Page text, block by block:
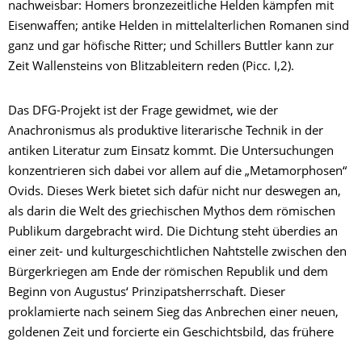
nachweisbar: Homers bronzezeitliche Helden kämpfen mit
Eisenwaffen; antike Helden in mittelalterlichen Romanen sind
ganz und gar höfische Ritter; und Schillers Buttler kann zur
Zeit Wallensteins von Blitzableitern reden (Picc. I,2).
Das DFG-Projekt ist der Frage gewidmet, wie der
Anachronismus als produktive literarische Technik in der
antiken Literatur zum Einsatz kommt. Die Untersuchungen
konzentrieren sich dabei vor allem auf die „Metamorphosen“
Ovids. Dieses Werk bietet sich dafür nicht nur deswegen an,
als darin die Welt des griechischen Mythos dem römischen
Publikum dargebracht wird. Die Dichtung steht überdies an
einer zeit- und kulturgeschichtlichen Nahtstelle zwischen den
Bürgerkriegen am Ende der römischen Republik und dem
Beginn von Augustus‘ Prinzipatsherrschaft. Dieser
proklamierte nach seinem Sieg das Anbrechen einer neuen,
goldenen Zeit und forcierte ein Geschichtsbild, das frühere